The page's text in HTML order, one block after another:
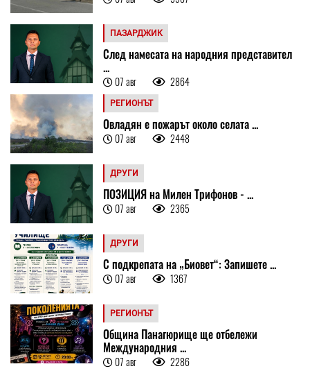
ПАЗАРДЖИК
След намесата на народния представител
...
07 авг 2864
РЕГИОНЪТ
Овладян е пожарът около селата ...
07 авг 2448
ДРУГИ
ПОЗИЦИЯ на Милен Трифонов - ...
07 авг 2365
ДРУГИ
С подкрепата на „Биовет“: Запишете ...
07 авг 1367
РЕГИОНЪТ
Община Панагюрище ще отбележи
Международния ...
07 авг 2286